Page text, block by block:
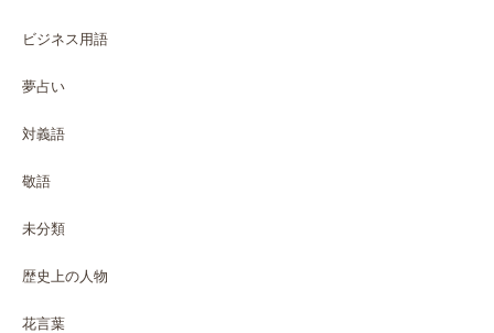
ビジネス用語
夢占い
対義語
敬語
未分類
歴史上の人物
花言葉